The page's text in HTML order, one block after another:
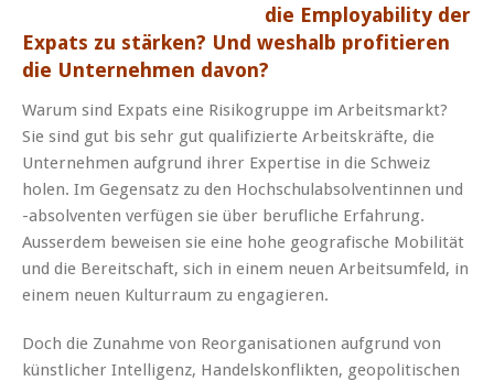
die Employability der
Expats zu stärken? Und weshalb profitieren
die Unternehmen davon?
Warum sind Expats eine Risikogruppe im Arbeitsmarkt?
Sie sind gut bis sehr gut qualifizierte Arbeitskräfte, die
Unternehmen aufgrund ihrer Expertise in die Schweiz
holen. Im Gegensatz zu den Hochschulabsolventinnen und
-absolventen verfügen sie über berufliche Erfahrung.
Ausserdem beweisen sie eine hohe geografische Mobilität
und die Bereitschaft, sich in einem neuen Arbeitsumfeld, in
einem neuen Kulturraum zu engagieren.
Doch die Zunahme von Reorganisationen aufgrund von
künstlicher Intelligenz, Handelskonflikten, geopolitischen